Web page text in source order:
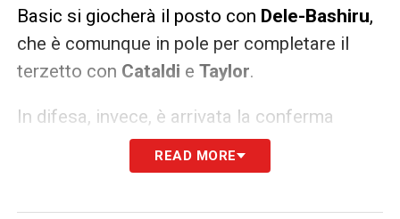
Basic si giocherà il posto con Dele-Bashiru,
che è comunque in pole per completare il
terzetto con Cataldi e Taylor.
In difesa, invece, è arrivata la conferma
dell’assenza diMario Gila, con gli esami che
hanno evidenziato un’infiammazione del
READ MORE